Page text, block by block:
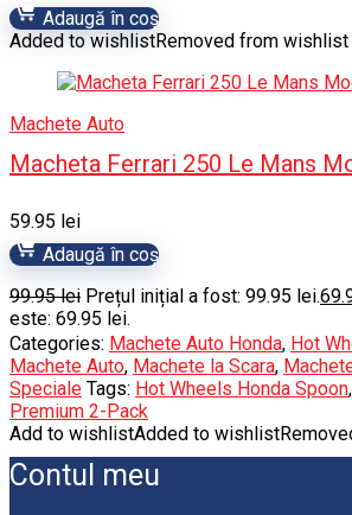
Adaugă în coș
Added to wishlistRemoved from wishlist
Machete Auto
Macheta Ferrari 250 Le Mans
59.95 lei
Adaugă în coș
99.95lei Prețul inițial a fost: 99.95 lei.
este: 69.95 lei.
Categories: Machete Auto Honda, Hot
Machete Auto, Machete la Scara,
Speciale Tags: Hot Wheels Honda Spoon,
Premium 2-Pack
Add to wishlistAdded to wishlist
Contul meu